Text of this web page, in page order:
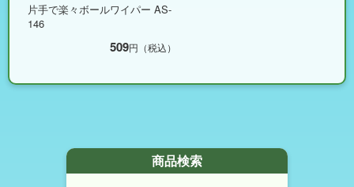
片手で楽々ボールワイパー AS-
146
509円（税込）
商品検索